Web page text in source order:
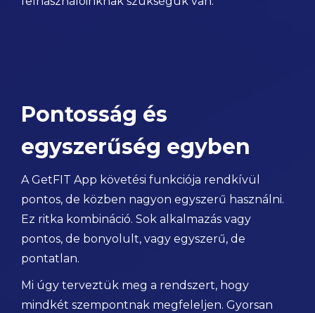
Pontosság és
egyszerűség egyben
A GetFIT App követési funkciója rendkívül
pontos, de közben nagyon egyszerű használni.
Ez ritka kombináció. Sok alkalmazás vagy
pontos, de bonyolult, vagy egyszerű, de
pontatlan.
Mi úgy terveztük meg a rendszert, hogy
mindkét szempontnak megfeleljen. Gyorsan